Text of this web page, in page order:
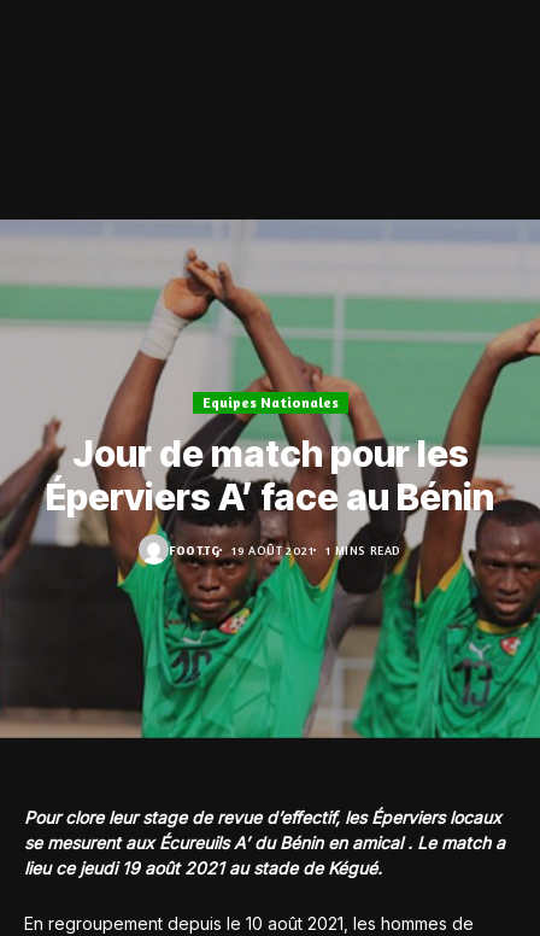
Equipes Nationales
Jour de match pour les
Éperviers A’ face au Bénin
FOOT.TG 19 AOÛT 2021 1 MINS READ
Pour clore leur stage de revue d’effectif, les Éperviers locaux
se mesurent aux Écureuils A’ du Bénin en amical . Le match a
lieu ce jeudi 19 août 2021 au stade de Kégué.
En regroupement depuis le 10 août 2021, les hommes de